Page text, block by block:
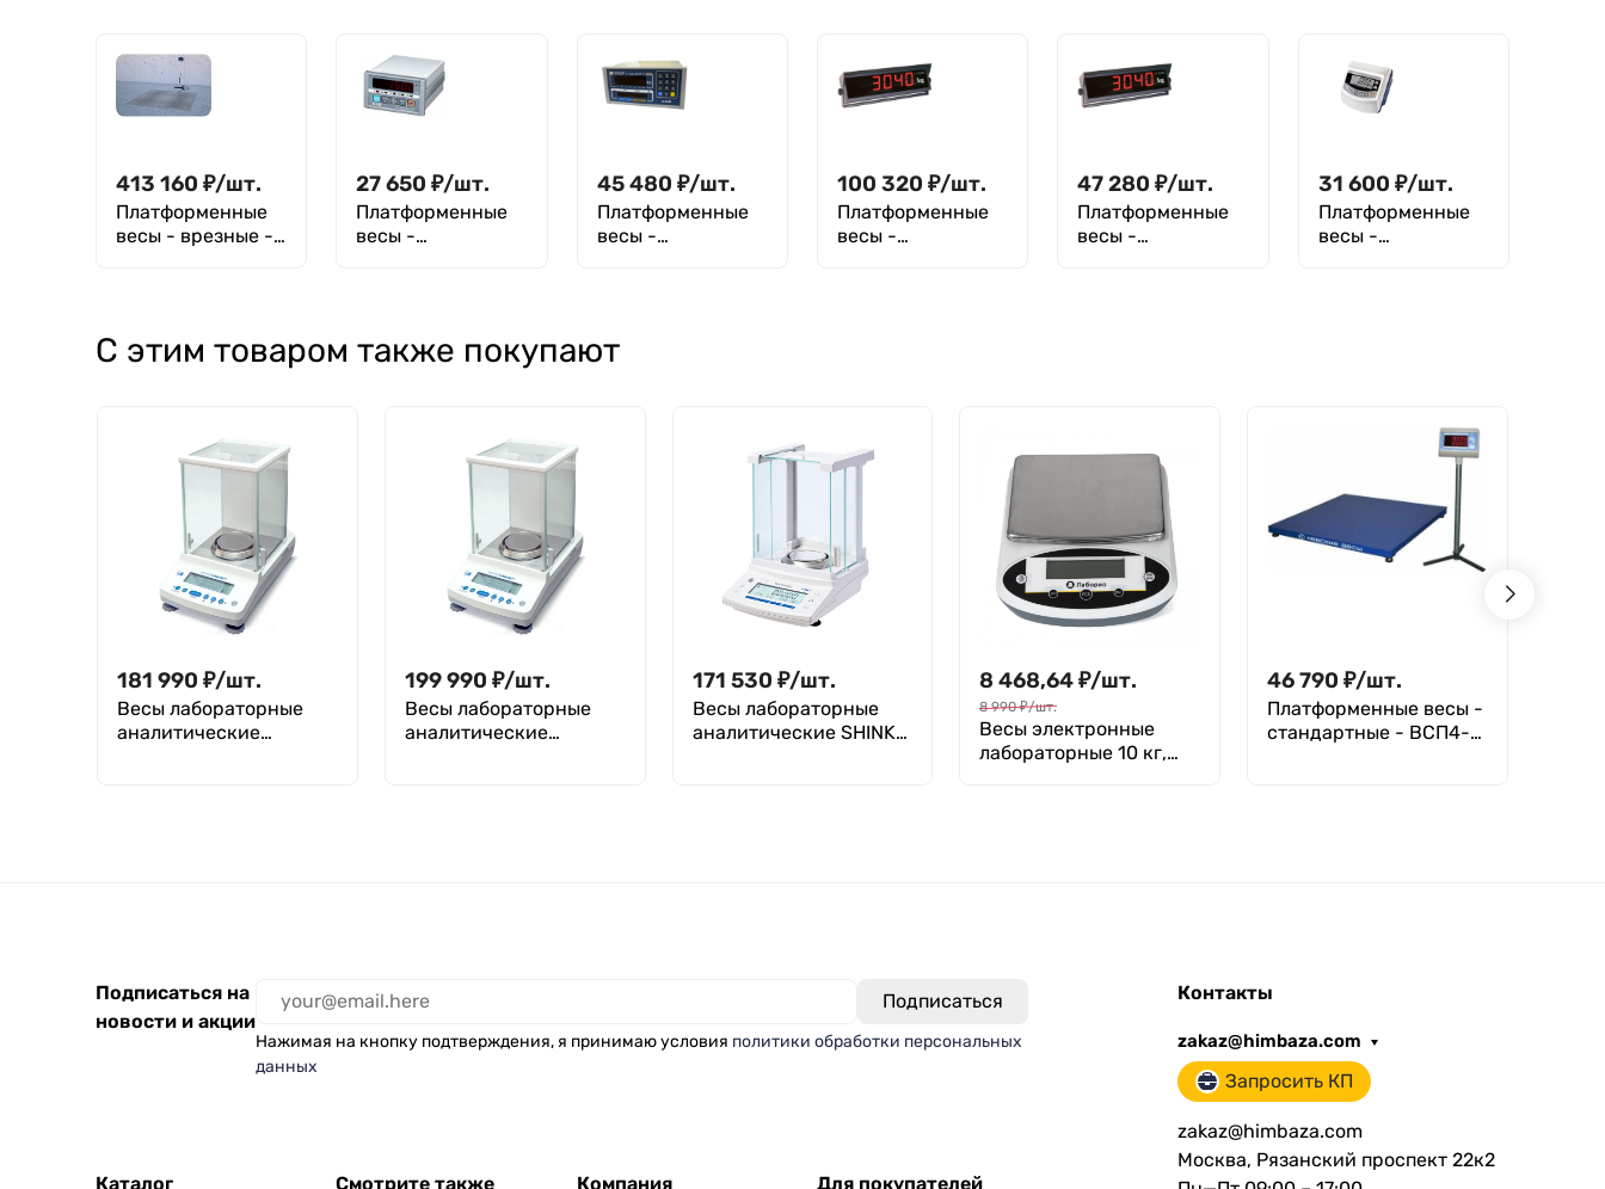
413 160 ₽/шт.
Платформенные
весы - врезные -
27 650 ₽/шт.
Платформенные
весы -
45 480 ₽/шт.
Платформенные
весы -
100 320 ₽/шт.
Платформенные
весы -
47 280 ₽/шт.
Платформенные
весы -
31 600 ₽/шт.
Платформенные
весы -
С этим товаром также покупают
181 990 ₽/шт.
Весы лабораторные
аналитические
199 990 ₽/шт.
Весы лабораторные
аналитические
171 530 ₽/шт.
Весы лабораторные
аналитические SHINKO
8 468,64₽/шт.
8 990 ₽/шт.
Весы электронные
лабораторные 10 кг,
46 790 ₽/шт.
Платформенные весы -
стандартные - ВСП4-
Подписаться на
новости и акции
Нажимая на кнопку подтверждения, я принимаю условия политики обработки персональных
данных
Каталог Смотрите также Компания Для покупателей
Контакты
zakaz@himbaza.com
Запросить КП
zakaz@himbaza.com
Москва, Рязанский проспект 22к2